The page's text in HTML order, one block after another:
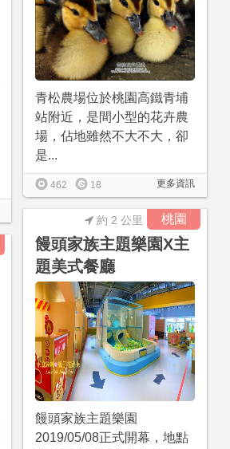
青松農場位於桃園高鐵青埔
站附近，是間小型的花卉農
場，佔地雖然不大不大，卻
是...
更多資訊
462 18
桃園
約 2 公里
饅頭家族主題樂園X主
題美式餐廳
饅頭家族主題樂園
2019/05/08正式開幕，地點